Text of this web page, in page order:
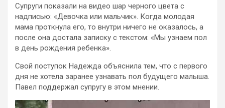
Супруги показали на видео шар черного цвета с
надписью: «Девочка или мальчик». Когда молодая
мама проткнула его, то внутри ничего не оказалось, а
после она достала записку с текстом: «Мы узнаем пол
в день рождения ребенка».
Свой поступок Надежда объяснила тем, что с первого
дня не хотела заранее узнавать пол будущего малыша.
Павел поддержал супругу в этом мнении.